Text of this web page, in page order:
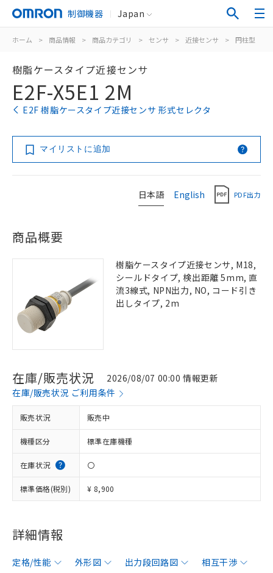
制御機器 Japan
ホーム > 商品情報 > 商品カテゴリ > センサ > 近接センサ > 円柱型
樹脂ケースタイプ近接センサ
E2F-X5E1 2M
E2F 樹脂ケースタイプ近接センサ 形式セレクタ
マイリストに追加
日本語 English PDF出力
商品概要
樹脂ケースタイプ近接センサ, M18,
シールドタイプ, 検出距離 5mm, 直
流3線式, NPN出力, NO, コード引き
出しタイプ, 2m
在庫/販売状況
2026/08/07 00:00 情報更新
在庫/販売状況 ご利用条件
販売状況 販売中
機種区分 標準在庫機種
在庫状況 〇
標準価格(税別) ¥ 8,900
詳細情報
定格/性能 外形図 出力段回路図
相互干渉